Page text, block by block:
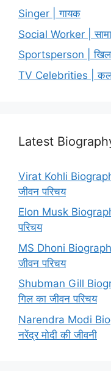
Singer | गायक
Social Worker |
Sportsperson |
TV Celebrities |
Latest
Virat Kohli
जीवन परिचय
Elon Musk
परिचय
MS Dhoni
जीवन परिचय
Shubman Gill
गिल का जीवन परिचय
Narendra Modi
नरेंद्र मोदी की जीवनी